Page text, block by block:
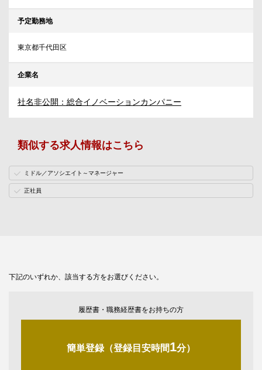
予定勤務地
東京都千代田区
企業名
社名非公開：総合イノベーションカンパニー
類似する求人情報はこちら
ミドル／アソシエイト～マネージャー
正社員
下記のいずれか、該当する方をお選びください。
履歴書・職務経歴書をお持ちの方
簡単登録（登録目安時間1分）